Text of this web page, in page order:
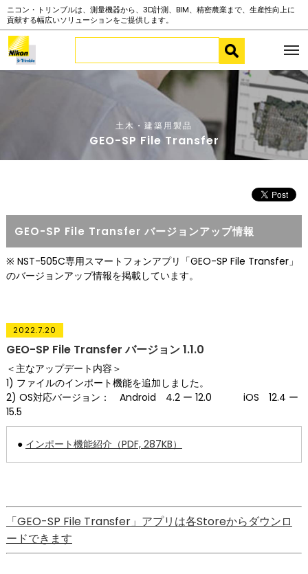
ニコン・トリンブルは、測量機器から、3D計測、BIM、精密農業まで、生産性向上に
貢献する幅広いソリューションをご提供します。
土木・建築用製品
GEO-SP File Transfer
GEO-SP File Transfer バージョンアップ情報
※ NST-505C専用スマートフォンアプリ「GEO-SP File Transfer」
のバージョンアップ情報を掲載しています。
2022.7.20
GEO-SP File Transfer バージョン 1.1.0
＜主なアップデート内容＞
1) ファイルのインポート機能を追加しました。
2) OS対応バージョン： Android 4.2 ー 12.0 iOS 12.4 ー
15.5
● インポート機能紹介（PDF, 287KB）
「GEO-SP File Transfer」アプリは各Storeからダウンロ
ードできます